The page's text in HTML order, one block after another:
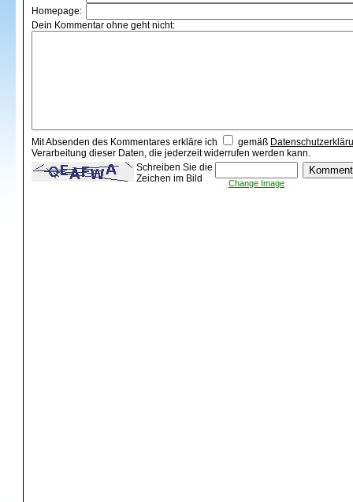
Homepage:
Dein Kommentar ohne geht nicht:
Mit Absenden des Kommentares erkläre ich gemäß
Verarbeitung dieser Daten, die jederzeit widerrufen werden kann.
Schreiben Sie die
Zeichen im Bild
Change Image